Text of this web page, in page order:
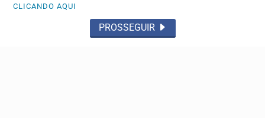
Descubra Mais
CLICANDO AQUI
PROSSEGUIR